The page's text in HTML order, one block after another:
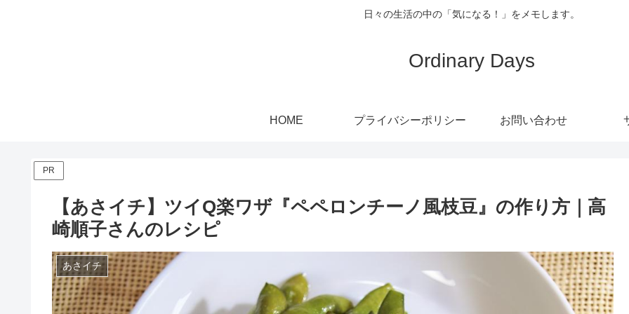
日々の生活の中の「気になる！」をメモします。
Ordinary Days
HOME プライバシーポリシー お問い合わせ
PR
【あさイチ】ツイQ楽ワザ『ペペロンチーノ風枝豆』の作り方｜高
崎順子さんのレシピ
あさイチ